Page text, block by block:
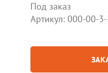
Под заказ
Артикул: 000-00-